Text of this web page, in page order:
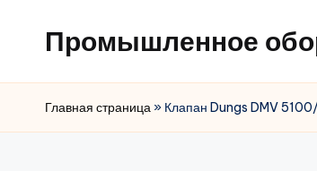
Промышленное
Главная страница» Клапан Dungs DMV